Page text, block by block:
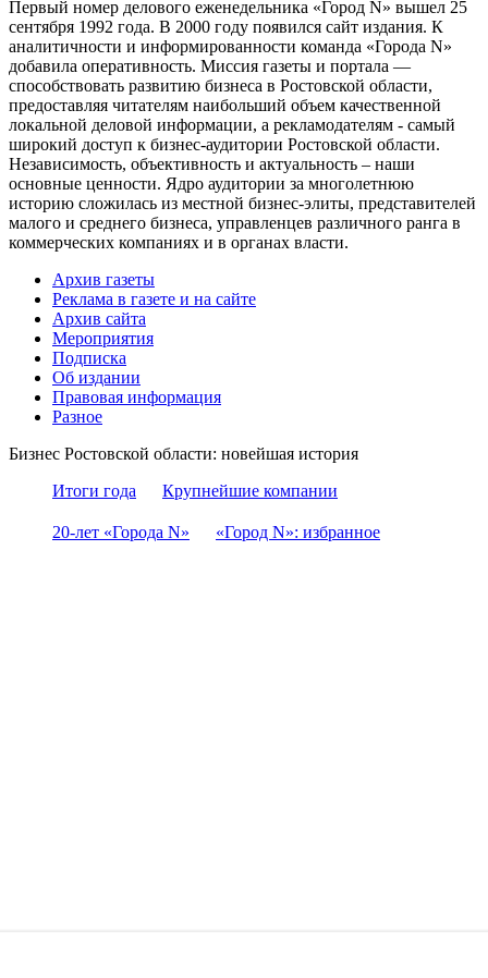
Первый номер делового еженедельника «Город N» вышел 25
сентября 1992 года. В 2000 году появился сайт издания. К
аналитичности и информированности команда «Города N»
добавила оперативность. Миссия газеты и портала —
способствовать развитию бизнеса в Ростовской области,
предоставляя читателям наибольший объем качественной
локальной деловой информации, а рекламодателям - самый
широкий доступ к бизнес-аудитории Ростовской области.
Независимость, объективность и актуальность – наши
основные ценности. Ядро аудитории за многолетнюю
историю сложилась из местной бизнес-элиты, представителей
малого и среднего бизнеса, управленцев различного ранга в
коммерческих компаниях и в органах власти.
Архив газеты
Реклама в газете и на сайте
Архив сайта
Мероприятия
Подписка
Об издании
Правовая информация
Разное
Бизнес Ростовской области: новейшая история
Итоги года
Крупнейшие компании
20-лет «Города N» «Город N»: избранное